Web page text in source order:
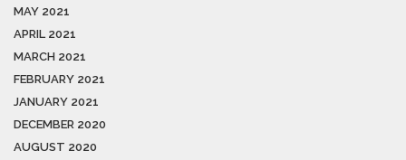
MAY 2021
APRIL 2021
MARCH 2021
FEBRUARY 2021
JANUARY 2021
DECEMBER 2020
AUGUST 2020